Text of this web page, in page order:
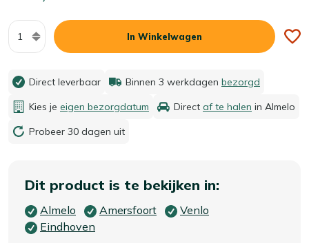
Aantal
In Winkelwagen
Direct leverbaar Binnen 3 werkdagen bezorgd
Kies je eigen bezorgdatum Direct af te halen in Almelo
Probeer 30 dagen uit
Dit product is te bekijken in:
Almelo Amersfoort
Venlo
Eindhoven